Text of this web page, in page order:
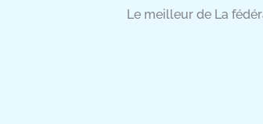
Le meilleur de La